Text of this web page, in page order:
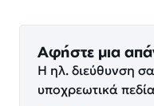
Αφήστε μια
Η ηλ. διεύθυνση
υποχρεωτικά